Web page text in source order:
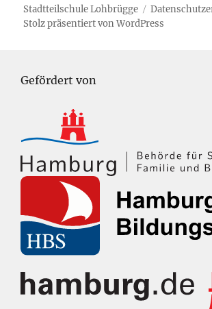
Stadtteilschule Lohbrügge
Stolz präsentiert von WordPress
Gefördert von